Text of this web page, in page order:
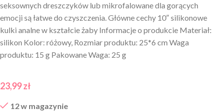
seksownych dreszczyków lub mikrofalowane dla gorących
emocji są łatwe do czyszczenia. Główne cechy 10″ silikonowe
kulki analne w kształcie żaby Informacje o produkcie Materiał:
silikon Kolor: różowy, Rozmiar produktu: 25*6 cm Waga
produktu: 15 g Pakowane Waga: 25 g
23,99zł
12 w magazynie